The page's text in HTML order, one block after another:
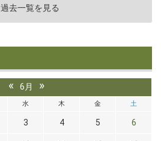
過去一覧を見る
« 6月 »
水 木 金 土
3 4 5 6